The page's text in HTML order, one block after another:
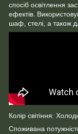
спосіб освітлення
ефектів.
шаф, стелі, а також
Колір світіння:
Споживана